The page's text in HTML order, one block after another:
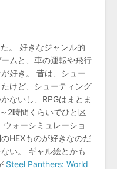
。 好きなジャンル的
ムと、車の運転や飛行
好き。 昔は、シュー
けど、シューティング
ないし、RPGはまとま
2時間くらいでひと区
ォーシミュレーショ
HEXものが好きなのだ
い。 ギャル絵とかも
Steel Panthers: World